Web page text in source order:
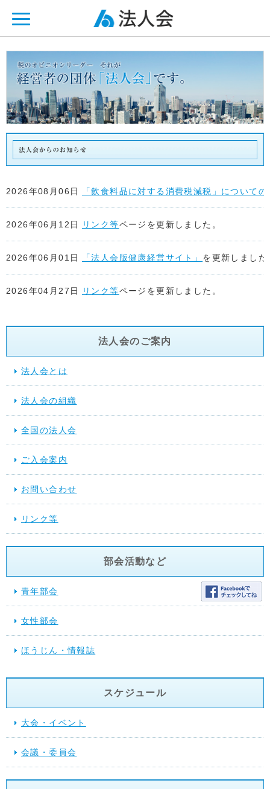
2026年08月06日 「飲食料品に対する消費税減税」について
2026年06月12日 リンク等ページを更新しました。
2026年06月01日 「法人会版健康経営サイト」 を更新しました
2026年04月27日 リンク等ページを更新しました。
2026年04月22日 リンク等ページを更新しました。
2026年04月17日 リンク等ページを更新しました。
2025年12月10日 提言活動（行動する法人会）を更新しました
2025年11月28日 スケジュールを更新しました。
法人会のご案内
法人会とは
法人会の組織
全国の法人会
ご入会案内
お問い合わせ
リンク等
部会活動など
青年部会
女性部会
ほうじん・情報誌
スケジュール
大会・イベント
会議・委員会